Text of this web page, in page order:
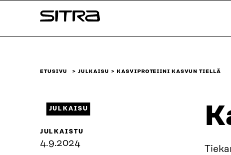
sisältöön
Sitra
ETUSIVU JULKAISU KASVIPROTEIINI KASVUN TIELLÄ
JULKAISU
JULKAISTU
4.9.2024